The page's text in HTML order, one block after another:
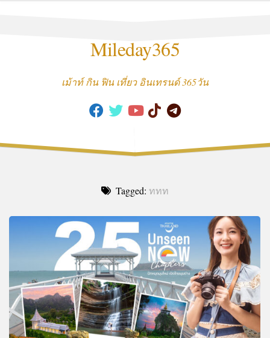
Mileday365
เม้าท์ กิน ฟิน เที่ยว อินเทรนด์ 365วัน
Tagged: ททท